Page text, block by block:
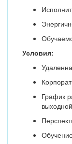
Условия:
График